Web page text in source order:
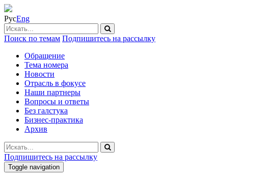
РусEng
Поиск по темам Подпишитесь на рассылку
Обращение
Тема номера
Новости
Отрасль в фокусе
Наши партнеры
Вопросы и ответы
Без галстука
Бизнес-практика
Архив
Подпишитесь на рассылку
Toggle navigation